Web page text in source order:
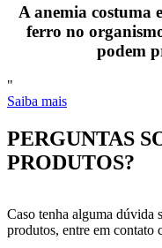
A anemia costuma
ferro no
podem
"
Saiba mais
PERGUNTAS
PRODUTOS?
Caso tenha alguma dúvida
produtos, entre em contato